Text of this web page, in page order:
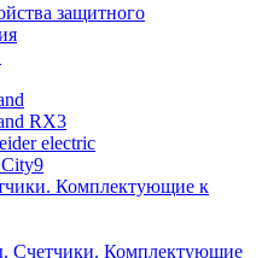
защитного
RX3
electric
City9
Комплектующие к
Счетчики. Комплектующие